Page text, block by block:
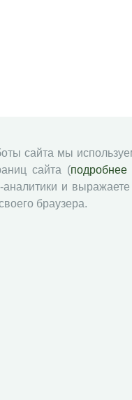
сайта мы
сайта (подробнее
и выражаете
браузера.